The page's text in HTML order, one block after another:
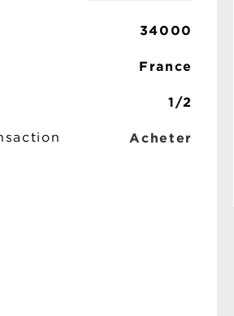
34000
France
1/2
Acheter